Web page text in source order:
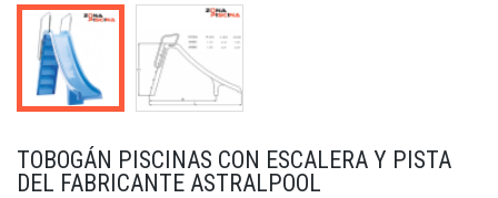
TOBOGÁN PISCINAS CON ESCALERA Y PISTA
DEL FABRICANTE ASTRALPOOL